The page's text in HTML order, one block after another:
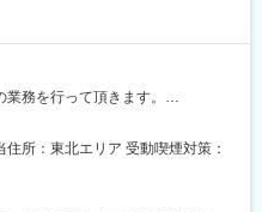
することも可能ですし、医薬品
参加していただくことも可能で
績も豊富にございます。（※病院の
マーケティング支援、人事担当
務を行って頂きます。
る人工関節などのインプラント、
イノベイティブな製品等、競合
所：東北エリア 受動喫煙対策：